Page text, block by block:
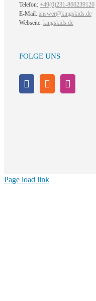
Telefon: +49(0)231-860239120
E-Mail: answer@kingskids.de
Webseite: kingskids.de
FOLGE UNS
Page load link